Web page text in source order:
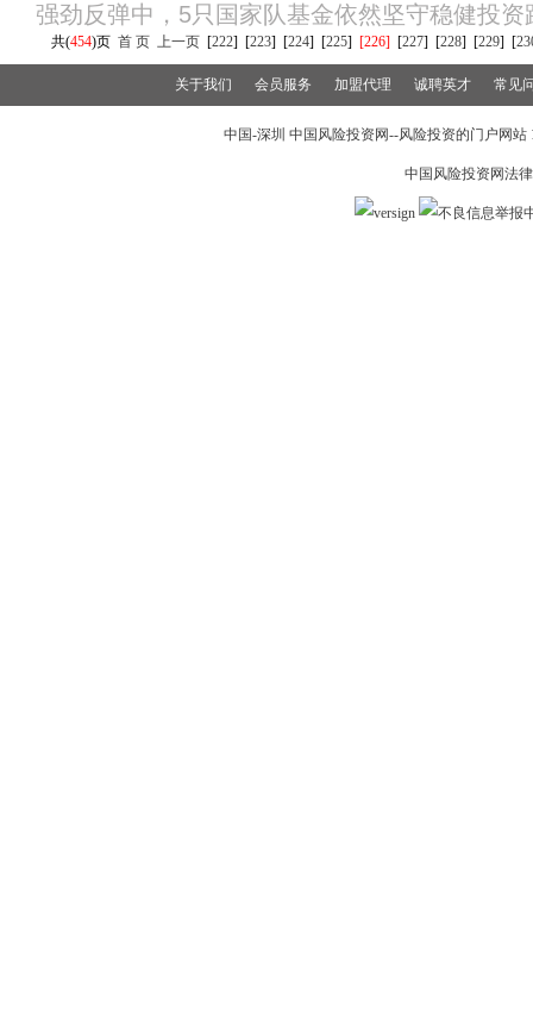
强劲反弹中，5只国家队基金依然坚守稳健投
共(454)页 首 页 上一页 [222] [223] [224] [225] [226] [227] [228] [229] [
关于我们 会员服务 加盟代理 诚聘英才 常见
中国-深圳 中国风险投资网--风险投资的门户网
中国风险投资网法